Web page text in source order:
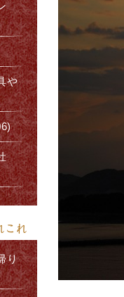
ン
や
これ
り